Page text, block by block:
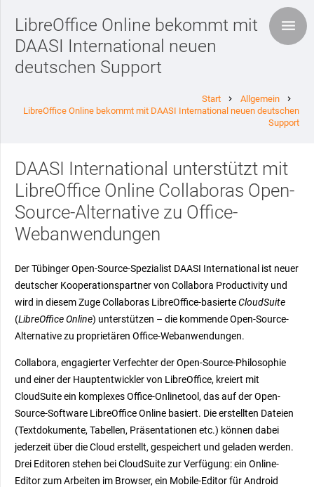
LibreOffice Online bekommt mit
DAASI International neuen
deutschen Support
Start chevron_right Allgemein chevron_right
LibreOffice Online bekommt mit DAASI International neuen deutschen
Support
DAASI International unterstützt mit
LibreOffice Online Collaboras Open-
Source-Alternative zu Office-
Webanwendungen
Der Tübinger Open-Source-Spezialist DAASI International ist neuer
deutscher Kooperationspartner von Collabora Productivity und
wird in diesem Zuge Collaboras LibreOffice-basierteCloudSuite
(LibreOffice Online) unterstützen – die kommende Open-Source-
Alternative zu proprietären Office-Web­an­wendungen.
Collabora, engagierter Verfechter der Open-Source-Philosophie
und einer der Hauptentwickler von LibreOffice, kreiert mit
CloudSuite ein komplexes Office-Onlinetool, das auf der Open-
Source-Software LibreOffice Online basiert. Die erstellten Dateien
(Textdokumente, Tabellen, Präsentationen etc.) können dabei
jederzeit über die Cloud erstellt, gespeichert und geladen werden.
Drei Editoren stehen bei CloudSuite zur Verfügung: ein Online-
Editor zum Arbeiten im Browser, ein Mobile-Editor für Android